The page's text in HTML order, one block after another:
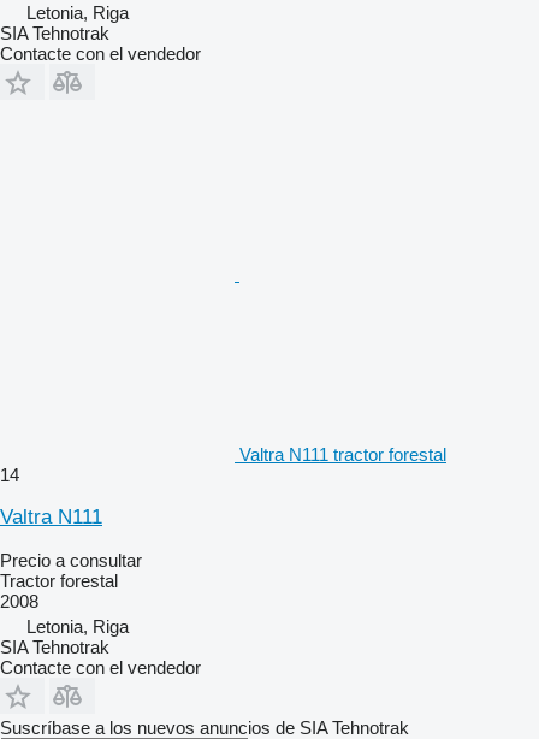
Letonia, Riga
SIA Tehnotrak
Contacte con el vendedor
Valtra N111 tractor forestal
14
Valtra N111
Precio a consultar
Tractor forestal
2008
Letonia, Riga
SIA Tehnotrak
Contacte con el vendedor
Suscríbase a los nuevos anuncios de SIA Tehnotrak